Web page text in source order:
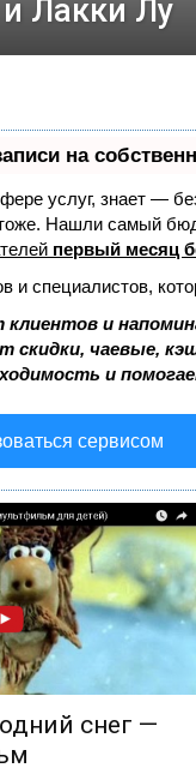
Лакки Лу
на
услуг, знает —
Нашли самый
первый месяц
и специалистов,
клиентов и
скидки, чаевые,
и
сервисом
снег —